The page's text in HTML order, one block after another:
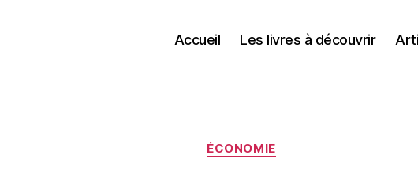
Accueil Les livres à découvrir
Catégories
ÉCONOMIE